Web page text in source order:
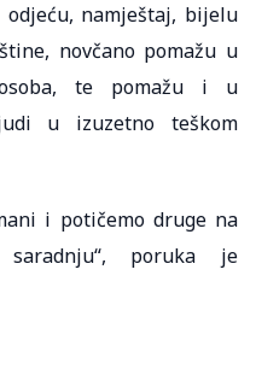
odjeću, namještaj, bijelu
novčano pomažu u
te pomažu i u
u izuzetno teškom
i potičemo druge na
poruka je